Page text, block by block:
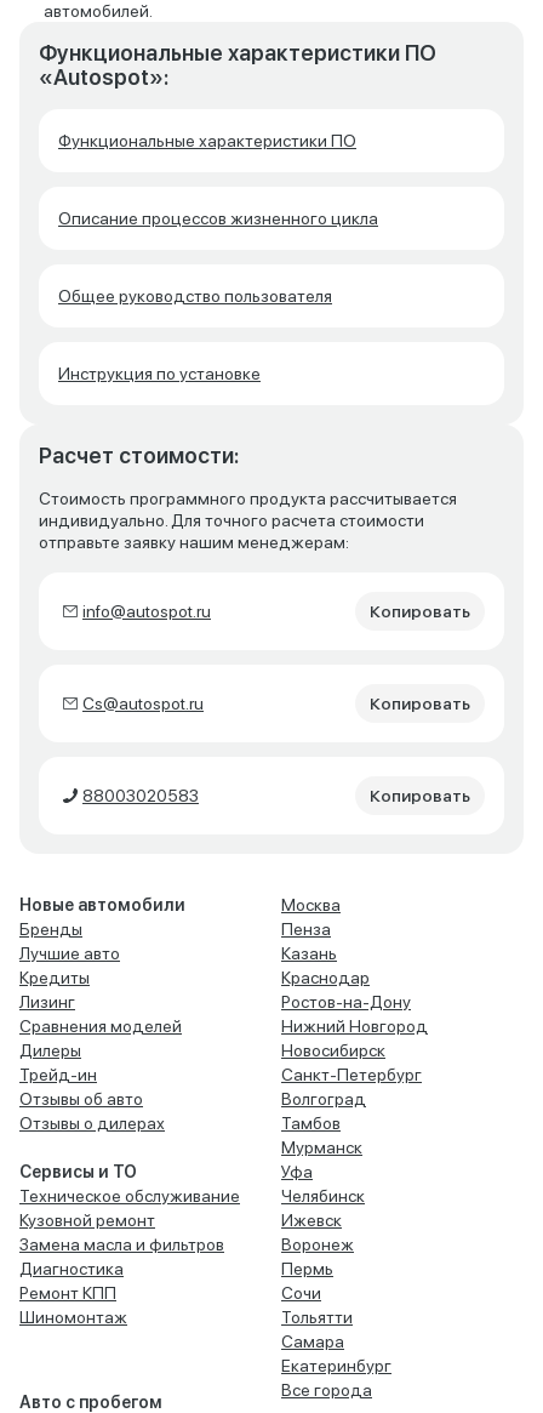
автомобилей.
Функциональные характеристики ПО
«Autospot»:
Функциональные характеристики ПО
Описание процессов жизненного цикла
Общее руководство пользователя
Инструкция по установке
Расчет стоимости:
Стоимость программного продукта рассчитывается
индивидуально. Для точного расчета стоимости
отправьте заявку нашим менеджерам:
info@autospot.ru Копировать
Cs@autospot.ru Копировать
88003020583 Копировать
Новые автомобили
Бренды
Лучшие авто
Кредиты
Лизинг
Сравнения моделей
Дилеры
Трейд-ин
Отзывы об авто
Отзывы о дилерах
Сервисы и ТО
Техническое обслуживание
Кузовной ремонт
Замена масла и фильтров
Диагностика
Ремонт КПП
Шиномонтаж
Авто с пробегом
Москва
Пенза
Казань
Краснодар
Ростов-на-Дону
Нижний Новгород
Новосибирск
Санкт-Петербург
Волгоград
Тамбов
Мурманск
Уфа
Челябинск
Ижевск
Воронеж
Пермь
Сочи
Тольятти
Самара
Екатеринбург
Все города